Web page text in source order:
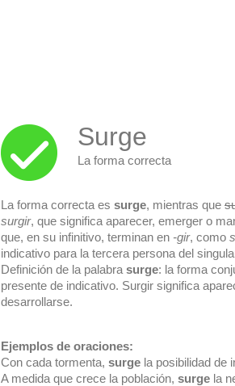
Surge
La forma correcta
La forma correcta es surge, mientras que
surgir, que significa aparecer, emerger o
que, en su infinitivo, terminan en -gir, como
indicativo para la tercera persona del
Definición de la palabra surge: la forma
presente de indicativo. Surgir significa
desarrollarse.
Ejemplos de oraciones:
Con cada tormenta, surge la posibilidad de
A medida que crece la población, surge la